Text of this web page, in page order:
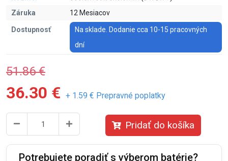
Záruka
12 Mesiacov
Dostupnosť
Na sklade. Dodanie cca 10-15 pracovných
dní
51.86 €
36.30 € + 1.59 € Prepravné poplatky
Pridať do košíka
Potrebujete poradiť s výberom batérie?